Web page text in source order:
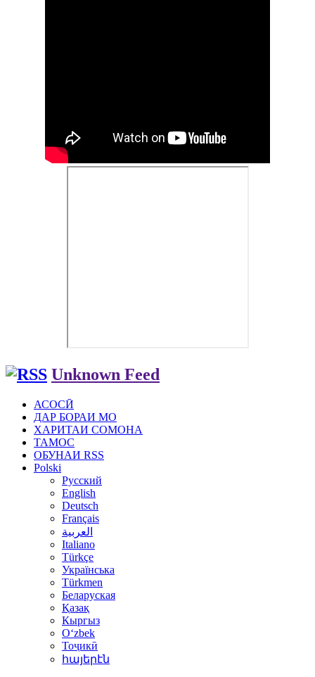
Unknown Feed
АСОСӢ
ДАР БОРАИ МО
ХАРИТАИ СОМОНА
ТАМОС
ОБУНАИ RSS
Polski
Русский
English
Deutsch
Français
العربية
Italiano
Türkçe
Українська
Türkmen
Беларуская
Қазақ
Кыргыз
Oʻzbek
Тоҷикӣ
հայերէն